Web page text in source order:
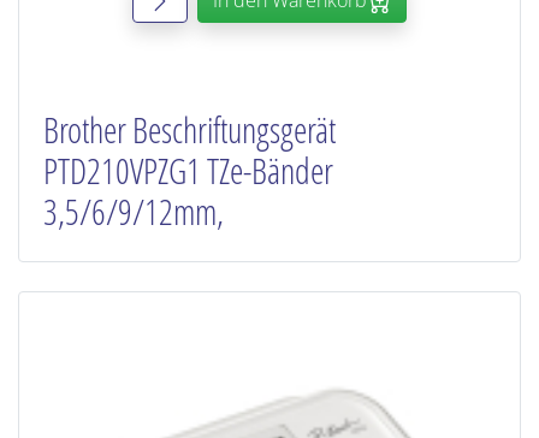
Brother Beschriftungsgerät
PTD210VPZG1 TZe-Bänder
3,5/6/9/12mm,